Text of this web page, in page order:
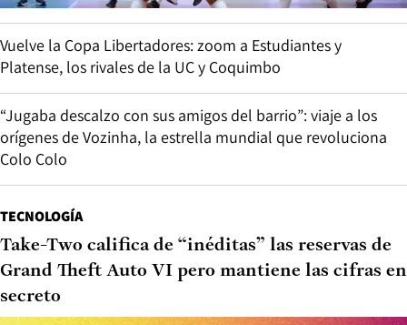
Vuelve la Copa Libertadores: zoom a Estudiantes y
Platense, los rivales de la UC y Coquimbo
“Jugaba descalzo con sus amigos del barrio”: viaje a los
orígenes de Vozinha, la estrella mundial que revoluciona
Colo Colo
TECNOLOGÍA
Take-Two califica de “inéditas” las reservas de
Grand Theft Auto VI pero mantiene las cifras en
secreto